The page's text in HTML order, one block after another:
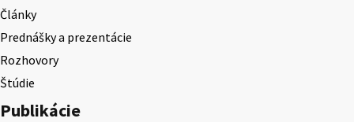
Články
Prednášky a prezentácie
Rozhovory
Štúdie
Publikácie